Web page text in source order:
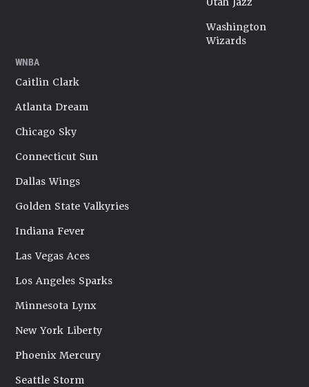
Washington
Wizards
WNBA
Caitlin Clark
Atlanta Dream
Chicago Sky
Connecticut Sun
Dallas Wings
Golden State Valkyries
Indiana Fever
Las Vegas Aces
Los Angeles Sparks
Minnesota Lynx
New York Liberty
Phoenix Mercury
Seattle Storm